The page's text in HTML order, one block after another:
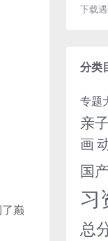
巅
下载
分类
专题
亲
画
国
习
总